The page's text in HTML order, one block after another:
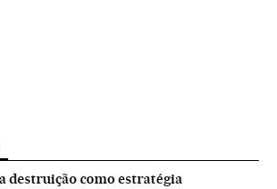
destruição como estratégia